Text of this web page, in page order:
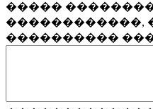
�����
������������,
����������